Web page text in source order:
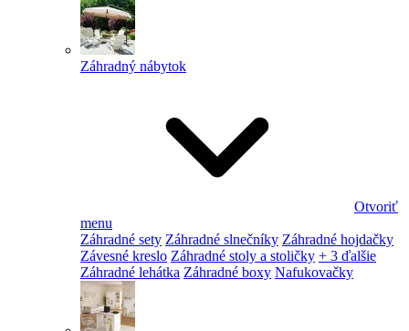
Záhradný nábytok
Otvoriť
menu
Záhradné sety Záhradné slnečníky Záhradné hojdačky
Závesné kreslo Záhradné stoly a stoličky + 3 ďalšie
Záhradné lehátka Záhradné boxy Nafukovačky